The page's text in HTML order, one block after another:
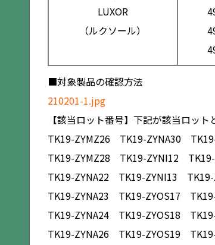
LUXOR
（ルクソール）
■対象製品の確認方法
210201-1.jpg
【該当ロット番号】下記が該当ロッ
TK19-ZYMZ26 TK19-ZYNA30
TK19-ZYMZ28 TK19-ZYNI12
TK19-ZYNA22 TK19-ZYNI13
TK19-ZYNA23 TK19-ZYOS17
TK19-ZYNA24 TK19-ZYOS18
TK19-ZYNA26 TK19-ZYOS19